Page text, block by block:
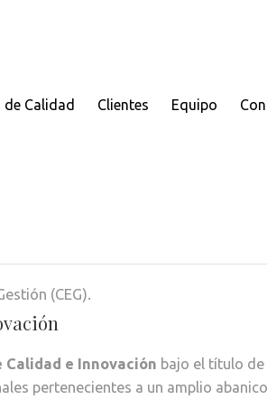
Calidad Clientes Equipo
(CEG).
e Innovación bajo el título de
pertenecientes a un amplio